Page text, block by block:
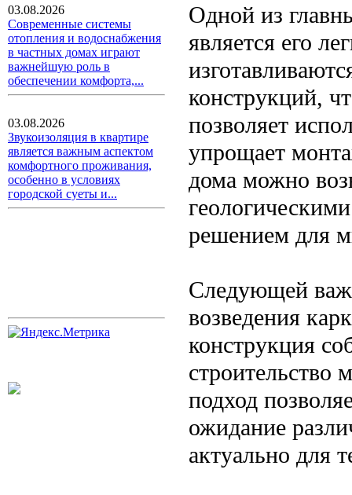
03.08.2026
Современные системы
отопления и водоснабжения
в частных домах играют
важнейшую роль в
обеспечении комфорта,...
03.08.2026
Звукоизоляция в квартире
является важным аспектом
комфортного проживания,
особенно в условиях
городской суеты и...
Одной из
является его
конструкций,
позволяет
упрощает
дома можно
решением для
Следующей
возведения
конструкция
строительство
подход
ожидание
актуально для